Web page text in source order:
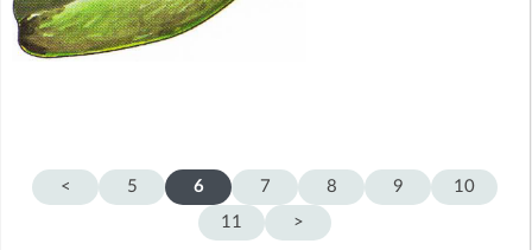
< 5 6 7 8 9
10
11
>